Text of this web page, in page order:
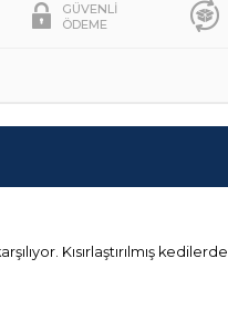
GÜVENLİ
ÖDEME
Kısırlaştırılmış kedilerde